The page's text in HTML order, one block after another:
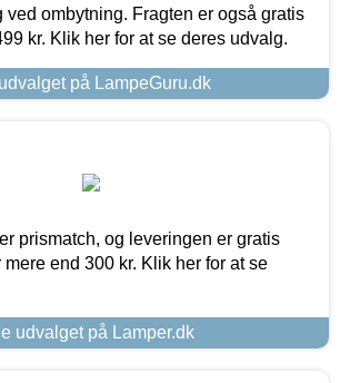
ved ombytning. Fragten er også gratis
kr. Klik her for at se deres udvalg.
på LampeGuru.dk
prismatch, og leveringen er gratis
end 300 kr. Klik her for at se
udvalget på Lamper.dk